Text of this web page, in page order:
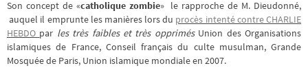
Son concept de «catholique zombie» le rapproche de M. Dieudonné,
auquel il emprunte les manières lors du procès intenté contre CHARLIE
HEBDO par les très faibles et très opprimésUnion des Organisations
islamiques de France, Conseil français du culte musulman, Grande
Mosquée de Paris, Union islamique mondiale en 2007.